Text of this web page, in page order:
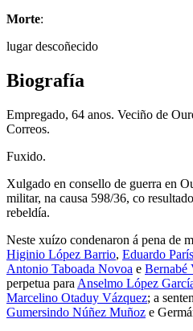
Morte:
lugar descoñecido
Biografía
Empregado, 64 anos. Veciño de
Correos.
Fuxido.
Xulgado en consello de guerra en
militar, na causa 598/36, co
rebeldía.
Neste xuízo condenaron á pena de
Higinio López Barrio, Eduardo
Antonio Taboada Novoa e Bernabé
perpetua para Anselmo López
Marcelino Otaduy Vázquez; a
Gumersindo Núñez Muñoz e